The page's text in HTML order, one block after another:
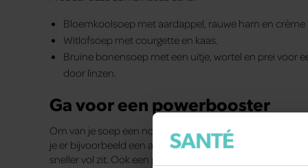
Bloemkoolsoep met aardappel, rauwe ham en crème
Witlofsoep met courgette en kaas.
Bruine bonensoep met een uitje, wortel en prei voor
door linzen.
Ga voor een powerbooster
Om van je soep een nog gezondere maaltijd te maken,
je er bijvoorbeeld een avocado in verwerken. Een lepel
sneller vol zit. Ook een plukje kiemgroente kan veel doen